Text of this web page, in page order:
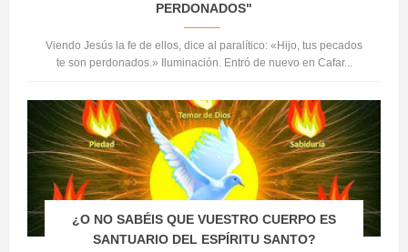
PERDONADOS"
Viendo Jesús la fe de ellos, dice al paralítico: «Hijo, tus pecados
te son perdonados.» Iluminación. Entró de nuevo en Cafar...
¿O NO SABÉIS QUE VUESTRO CUERPO ES
SANTUARIO DEL ESPÍRITU SANTO?